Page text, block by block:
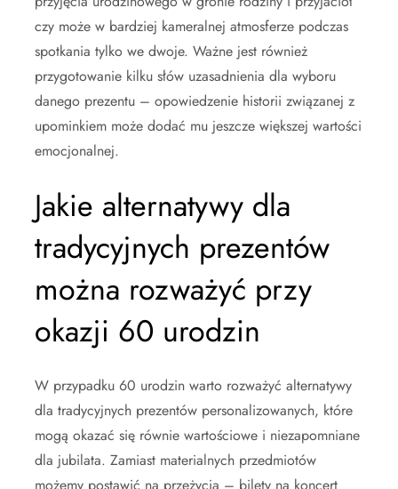
czy może w bardziej kameralnej atmosferze podczas
spotkania tylko we dwoje. Ważne jest również
przygotowanie kilku słów uzasadnienia dla wyboru
danego prezentu – opowiedzenie historii związanej z
upominkiem może dodać mu jeszcze większej wartości
emocjonalnej.
Jakie alternatywy dla
tradycyjnych prezentów
można rozważyć przy
okazji 60 urodzin
W przypadku 60 urodzin warto rozważyć alternatywy
dla tradycyjnych prezentów personalizowanych, które
mogą okazać się równie wartościowe i niezapomniane
dla jubilata. Zamiast materialnych przedmiotów
możemy postawić na przeżycia – bilety na koncert